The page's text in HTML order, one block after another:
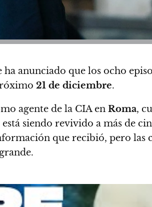
ha anunciado que los ocho
21 de diciembre.
agente de la CIA en Roma,
siendo revivido a más de
que recibió, pero las